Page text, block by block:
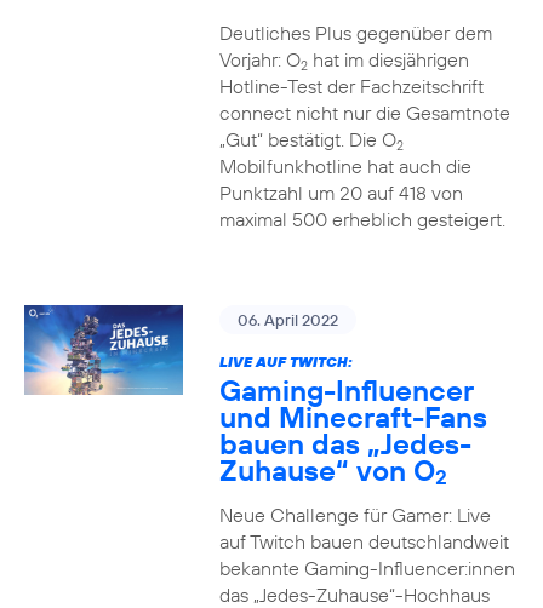
Deutliches Plus gegenüber dem
Vorjahr: O2hat im diesjährigen
Hotline-Test der Fachzeitschrift
connect nicht nur die Gesamtnote
„Gut“ bestätigt. Die O2
Mobilfunkhotline hat auch die
Punktzahl um 20 auf 418 von
maximal 500 erheblich gesteigert.
06. April 2022
LIVE AUF TWITCH:
Gaming-Influencer
und Minecraft-Fans
bauen das „Jedes-
Zuhause“ von O2
Neue Challenge für Gamer: Live
auf Twitch bauen deutschlandweit
bekannte Gaming-Influencer:innen
das „Jedes-Zuhause“-Hochhaus